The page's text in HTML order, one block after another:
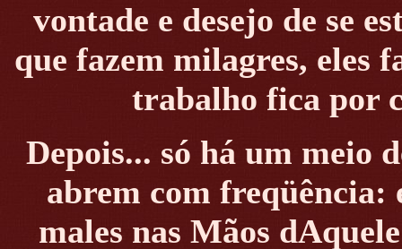
vontade e desejo de se
que fazem milagres, eles
trabalho fica por
Depois... só há um meio
abrem com freqüência:
males nas Mãos